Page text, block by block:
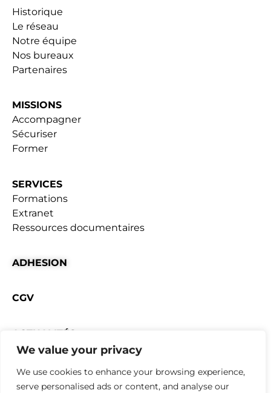
We value your privacy
We use cookies to enhance your browsing experience,
serve personalised ads or content, and analyse our
Historique
Le réseau
Notre équipe
Nos bureaux
Partenaires
MISSIONS
Accompagner
Sécuriser
Former
SERVICES
Formations
Extranet
Ressources documentaires
ADHESION
CGV
ACTUALITÉS
Mentions Légales |Règlement intérieur
Conception webyoo